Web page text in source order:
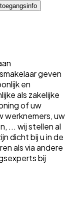
geven
en
als zakelijke
of uw
werknemers, uw
... wij stellen al
dicht bij u in de
als via andere
bij